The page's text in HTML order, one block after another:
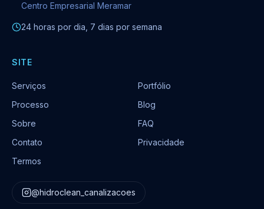
Centro Empresarial Meramar
24 horas por dia, 7 dias por semana
SITE
Serviços
Portfólio
Processo
Blog
Sobre
FAQ
Contato
Privacidade
Termos
@hidroclean_canalizacoes